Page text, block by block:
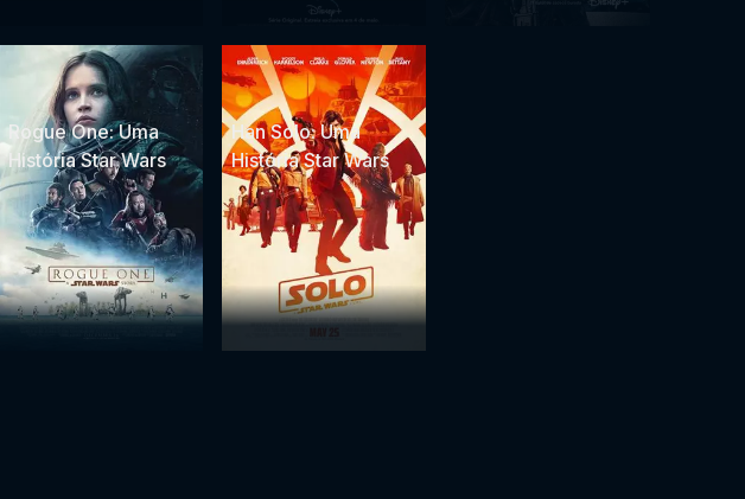
Rogue One: Uma
História Star Wars
Han Solo: Uma
História Star Wars